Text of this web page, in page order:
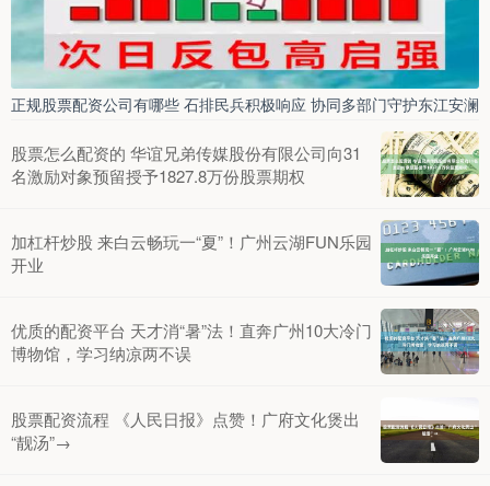
正规股票配资公司有哪些 石排民兵积极响应 协同多部门守护东江安澜
股票怎么配资的 华谊兄弟传媒股份有限公司向31
名激励对象预留授予1827.8万份股票期权
加杠杆炒股 来白云畅玩一“夏”！广州云湖FUN乐园
开业
优质的配资平台 天才消“暑”法！直奔广州10大冷门
博物馆，学习纳凉两不误
股票配资流程 《人民日报》点赞！广府文化煲出
“靓汤”→